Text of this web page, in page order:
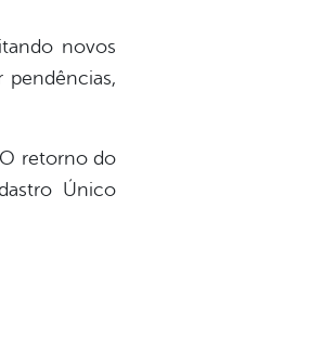
novos
pendências,
O retorno do
Único